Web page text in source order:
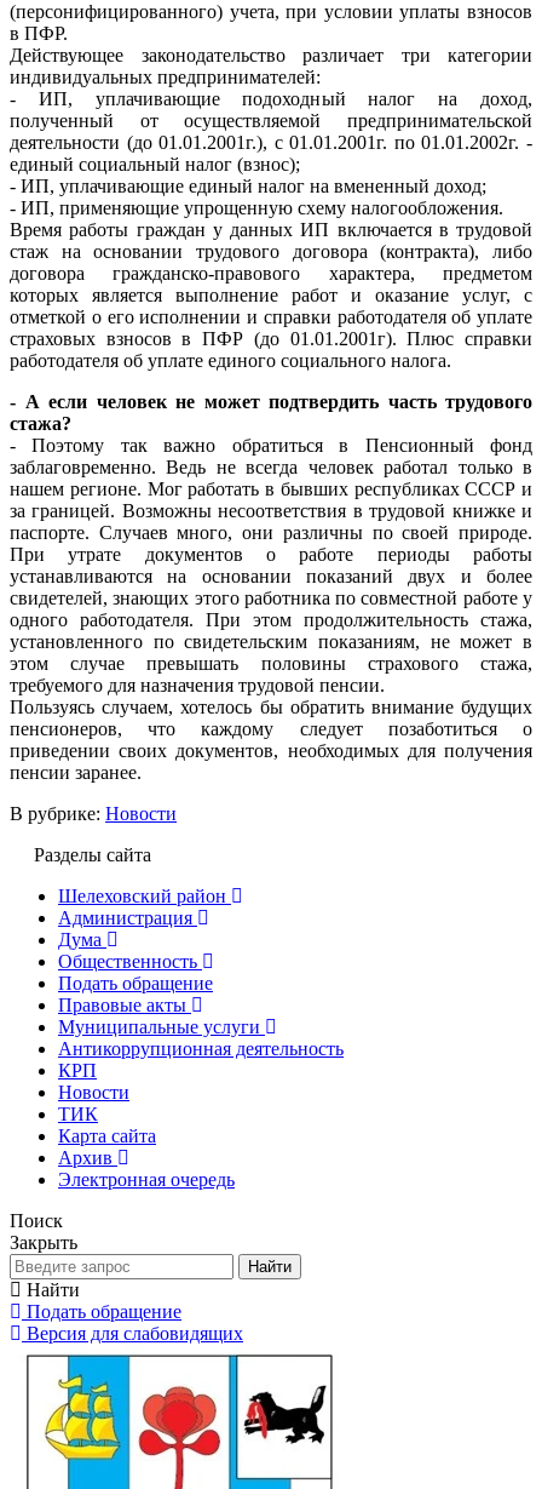
(персонифицированного) учета, при условии уплаты взносов
в ПФР.
Действующее законодательство различает три категории
индивидуальных предпринимателей:
- ИП, уплачивающие подоходный налог на доход,
полученный от осуществляемой предпринимательской
деятельности (до 01.01.2001г.), с 01.01.2001г. по 01.01.2002г. -
единый социальный налог (взнос);
- ИП, уплачивающие единый налог на вмененный доход;
- ИП, применяющие упрощенную схему налогообложения.
Время работы граждан у данных ИП включается в трудовой
стаж на основании трудового договора (контракта), либо
договора гражданско-правового характера, предметом
которых является выполнение работ и оказание услуг, с
отметкой о его исполнении и справки работодателя об уплате
страховых взносов в ПФР (до 01.01.2001г). Плюс справки
работодателя об уплате единого социального налога.
- А если человек не может подтвердить часть трудового
стажа?
- Поэтому так важно обратиться в Пенсионный фонд
заблаговременно. Ведь не всегда человек работал только в
нашем регионе. Мог работать в бывших республиках СССР и
за границей. Возможны несоответствия в трудовой книжке и
паспорте. Случаев много, они различны по своей природе.
При утрате документов о работе периоды работы
устанавливаются на основании показаний двух и более
свидетелей, знающих этого работника по совместной работе у
одного работодателя. При этом продолжительность стажа,
установленного по свидетельским показаниям, не может в
этом случае превышать половины страхового стажа,
требуемого для назначения трудовой пенсии.
Пользуясь случаем, хотелось бы обратить внимание будущих
пенсионеров, что каждому следует позаботиться о
приведении своих документов, необходимых для получения
пенсии заранее.
В рубрике: Новости
Разделы сайта
Шелеховский район
Администрация
Дума
Общественность
Подать обращение
Правовые акты
Муниципальные услуги
Антикоррупционная деятельность
КРП
Новости
ТИК
Карта сайта
Архив
Электронная очередь
Поиск
Закрыть
Найти
Найти
Подать обращение
Версия для слабовидящих